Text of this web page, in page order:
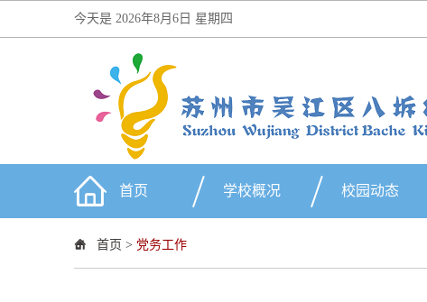
今天是 2026年8月6日 星期四
首页 学校概况 校园动态
首页 > 党务工作